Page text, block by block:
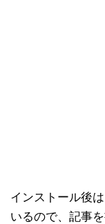
インストール後
いるので、記事